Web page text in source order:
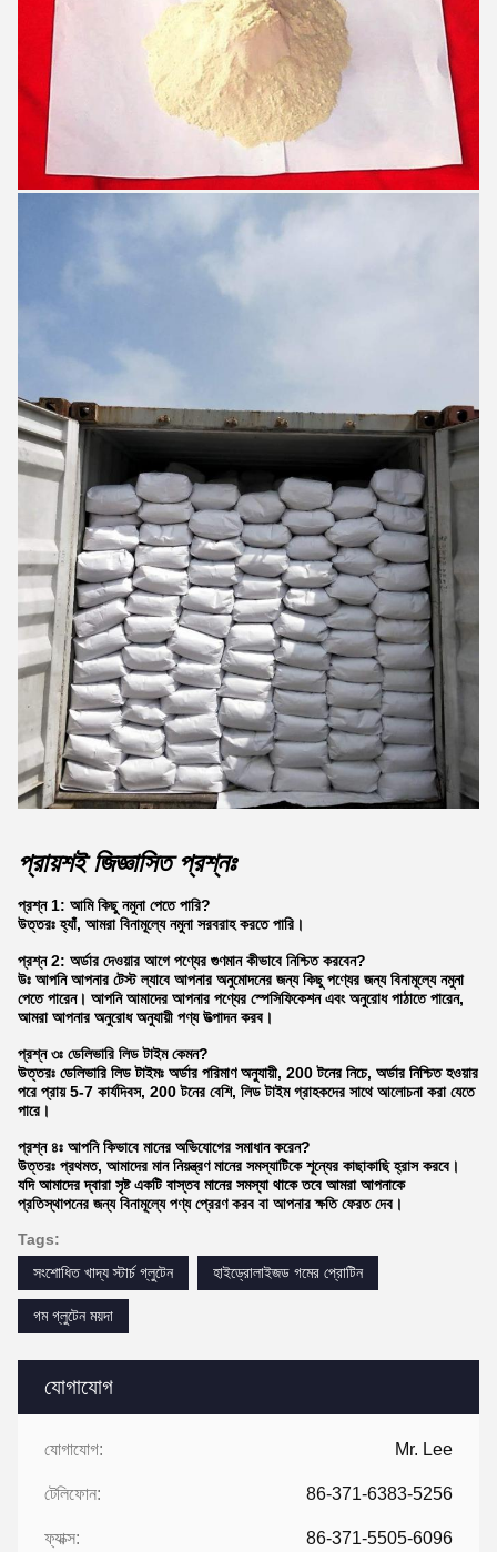
যোগাযোগ
যোগাযোগ: Mr. Lee
টেলিফোন: 86-371-6383-5256
ফ্যাক্স: 86-371-5505-6096
প্রায়শই জিজ্ঞাসিত প্রশ্নঃ
প্রশ্ন 1: আমি কিছু নমুনা পেতে পারি?
উত্তরঃ হ্যাঁ, আমরা বিনামূল্যে নমুনা সরবরাহ করতে পারি।
প্রশ্ন 2: অর্ডার দেওয়ার আগে পণ্যের গুণমান কীভাবে নিশ্চিত করবেন?
উঃ আপনি আপনার টেস্ট ল্যাবে আপনার অনুমোদনের জন্য কিছু পণ্যের জন্য বিনামূল্যে নমুনা
পেতে পারেন। আপনি আমাদের আপনার পণ্যের স্পেসিফিকেশন এবং অনুরোধ পাঠাতে পারেন,
আমরা আপনার অনুরোধ অনুযায়ী পণ্য উত্পাদন করব।
প্রশ্ন ৩ঃ ডেলিভারি লিড টাইম কেমন?
উত্তরঃ ডেলিভারি লিড টাইমঃ অর্ডার পরিমাণ অনুযায়ী, 200 টনের নিচে, অর্ডার নিশ্চিত হওয়ার
পরে প্রায় 5-7 কার্যদিবস, 200 টনের বেশি, লিড টাইম গ্রাহকদের সাথে আলোচনা করা যেতে
পারে।
প্রশ্ন ৪ঃ আপনি কিভাবে মানের অভিযোগের সমাধান করেন?
উত্তরঃ প্রথমত, আমাদের মান নিয়ন্ত্রণ মানের সমস্যাটিকে শূন্যের কাছাকাছি হ্রাস করবে।
যদি আমাদের দ্বারা সৃষ্ট একটি বাস্তব মানের সমস্যা থাকে তবে আমরা আপনাকে
প্রতিস্থাপনের জন্য বিনামূল্যে পণ্য প্রেরণ করব বা আপনার ক্ষতি ফেরত দেব।
Tags:
সংশোধিত খাদ্য স্টার্চ গ্লুটেন
হাইড্রোলাইজড গমের প্রোটিন
গম গ্লুটেন ময়দা